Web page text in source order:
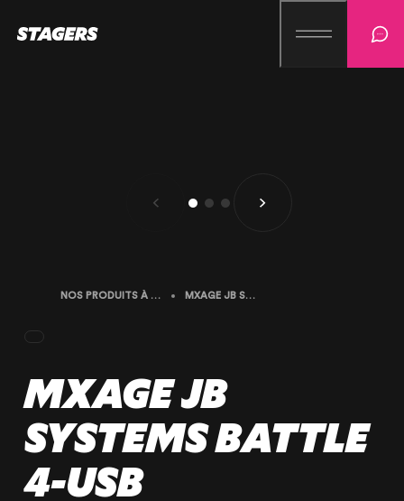
NOS PRODUITS À LA LOCATION MXAGE JB SYSTEMS BATTLE 4-USB
MXAGE JB
SYSTEMS BATTLE
4-USB